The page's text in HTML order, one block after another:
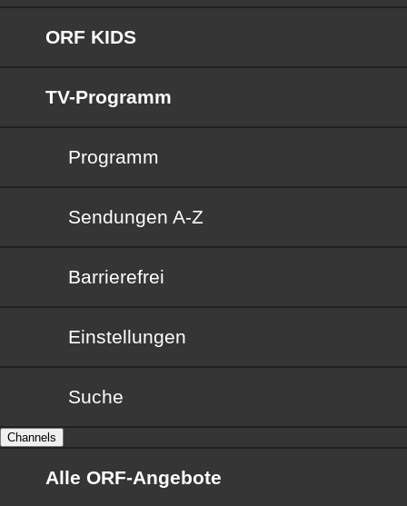
ORF KIDS
TV-Programm
Programm
Sendungen von A bis Z
Sendungen A-Z
Barrierefrei
Barrierefrei
Einstellungen
Suche
Channels
Alle ORF-Angebote